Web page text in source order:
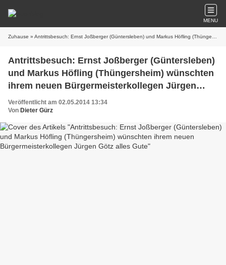
MENU
Zuhause » Antrittsbesuch: Ernst Joßberger (Güntersleben) und Markus Höfling (Thüngersheim) wünschten ihrem neuen Bürgermeisterkollegen Jürgen Götz alles Gute
Antrittsbesuch: Ernst Joßberger (Güntersleben)
und Markus Höfling (Thüngersheim) wünschten
ihrem neuen Bürgermeisterkollegen Jürgen
Götz alles Gute
Veröffentlicht am 02.05.2014 13:34
Von Dieter Gürz